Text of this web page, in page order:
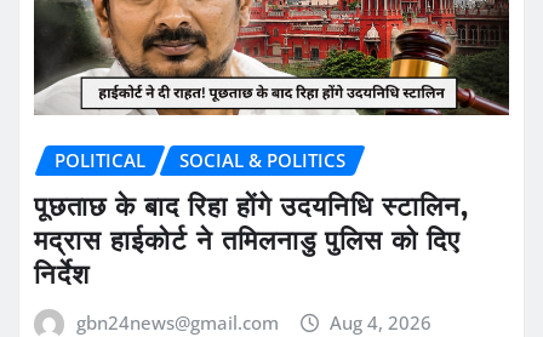
POLITICAL SOCIAL & POLITICS
पूछताछ के बाद रिहा होंगे उदयनिधि स्टालिन,
मद्रास हाईकोर्ट ने तमिलनाडु पुलिस को दिए
निर्देश
gbn24news@gmail.com Aug 4, 2026